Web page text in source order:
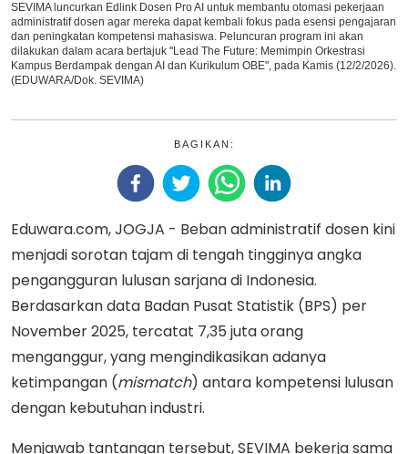
SEVIMA luncurkan Edlink Dosen Pro AI untuk membantu otomasi pekerjaan
administratif dosen agar mereka dapat kembali fokus pada esensi pengajaran
dan peningkatan kompetensi mahasiswa. Peluncuran program ini akan
dilakukan dalam acara bertajuk "Lead The Future: Memimpin Orkestrasi
Kampus Berdampak dengan AI dan Kurikulum OBE", pada Kamis (12/2/2026).
(EDUWARA/Dok. SEVIMA)
BAGIKAN:
Eduwara.com, JOGJA - Beban administratif dosen kini
menjadi sorotan tajam di tengah tingginya angka
pengangguran lulusan sarjana di Indonesia.
Berdasarkan data Badan Pusat Statistik (BPS) per
November 2025, tercatat 7,35 juta orang
menganggur, yang mengindikasikan adanya
ketimpangan (mismatch) antara kompetensi lulusan
dengan kebutuhan industri.
Menjawab tantangan tersebut, SEVIMA bekerja sama